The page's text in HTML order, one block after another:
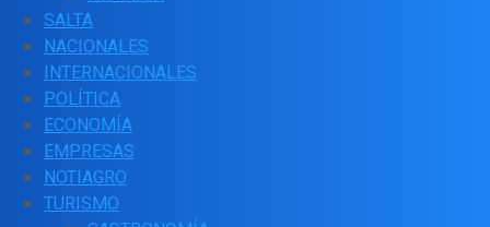
SALTA
NACIONALES
INTERNACIONALES
POLÍTICA
ECONOMÍA
EMPRESAS
NOTIAGRO
TURISMO